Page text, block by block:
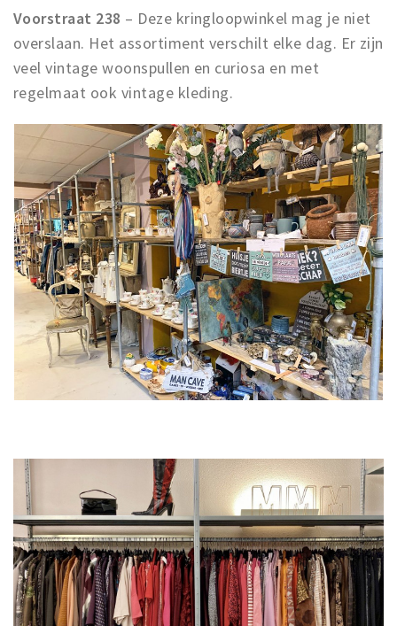
Voorstraat 238 – Deze kringloopwinkel mag je niet
overslaan. Het assortiment verschilt elke dag. Er zijn
veel vintage woonspullen en curiosa en met
regelmaat ook vintage kleding.